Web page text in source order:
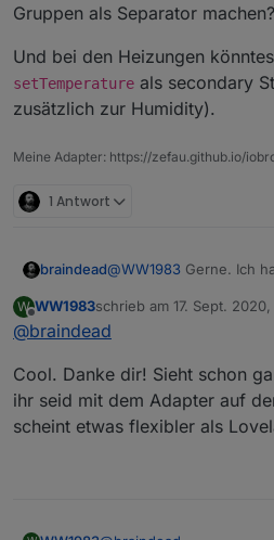
Gruppen als Separator
Und bei den Heizungen
setTemperature als secondary
zusätzlich zur Humidity).
Meine Adapter: https://zefau.github.io/
1 Antwort
braindead@WW1983 Gerne. Ich
W
Offline
WW1983schrieb am 17. Sept. 2020,
zuletzt editiert von
@braindead
Cool. Danke dir! Sieht schon
ihr seid mit dem Adapter auf
scheint etwas flexibler als